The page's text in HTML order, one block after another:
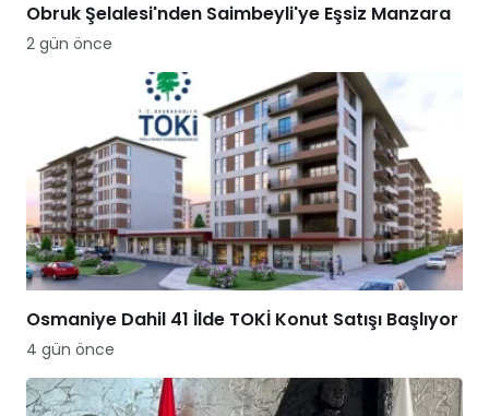
Obruk Şelalesi'nden Saimbeyli'ye Eşsiz Manzara
2 gün önce
Osmaniye Dahil 41 İlde TOKİ Konut Satışı Başlıyor
4 gün önce